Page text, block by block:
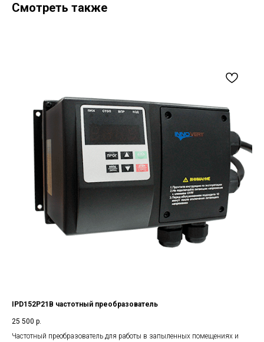
Смотреть также
IPD152P21B частотный преобразователь
25 500 р.
Частотный преобразователь для работы в запыленных помещениях и